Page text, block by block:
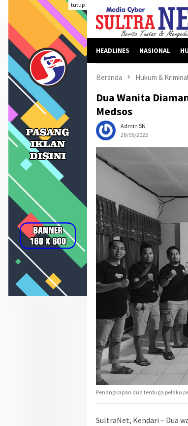
konten
tutup
HEADLINES NASIONAL
Beranda Hukum & Kriminal
Dua Wanita
Medsos
Admin SN
28/06/2022
Penangkapan dua terduga pelaku
SultraNet, Kendari – Dua